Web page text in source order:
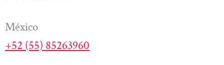
México
+52 (55) 85263960